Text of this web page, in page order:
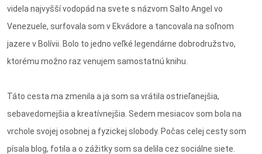
videla najvyšší vodopád na svete s názvom Salto Angel vo
Venezuele, surfovala som v Ekvádore a tancovala na soľnom
jazere v Bolívii. Bolo to jedno veľké legendárne dobrodružstvo,
ktorému možno raz venujem samostatnú knihu.
Táto cesta ma zmenila a ja som sa vrátila ostrieľanejšia,
sebavedomejšia a kreatívnejšia. Sedem mesiacov som bola na
vrchole svojej osobnej a fyzickej slobody. Počas celej cesty som
písala blog, fotila a o zážitky som sa delila cez sociálne siete.